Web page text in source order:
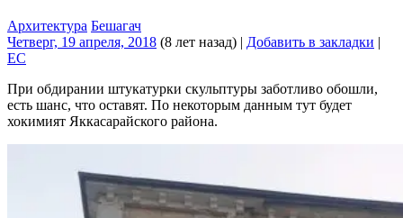
Архитектура Бешагач
Четверг, 19 апреля, 2018 (8 лет назад) | Добавить в закладки |
EC
При обдирании штукатурки скульптуры заботливо обошли,
есть шанс, что оставят. По некоторым данным тут будет
хокимият Яккасарайского района.